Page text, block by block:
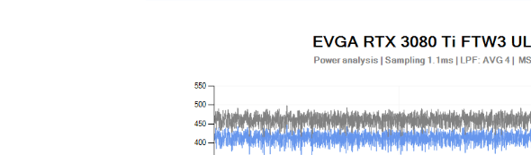
Zjednodušeně řečeno, vynesené hodnoty v grafech tedy
napětí/proudu/spotřeby v časovém intervalu 4,4 ms.